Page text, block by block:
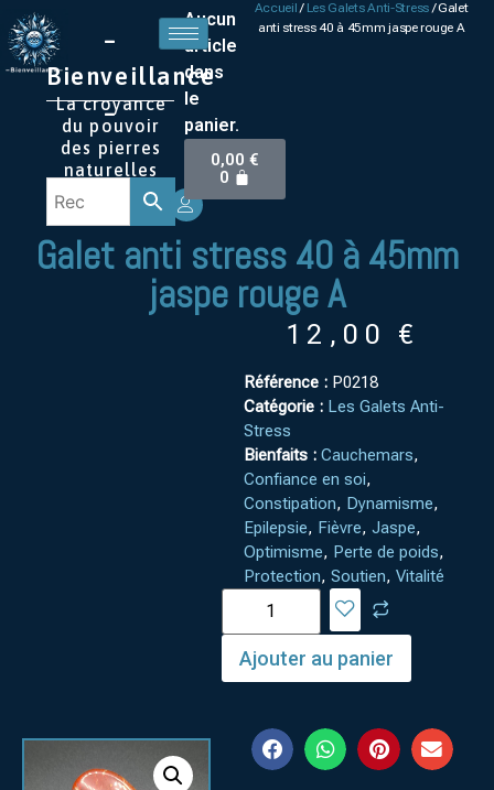
–
Bienveillance
–
La croyance
du pouvoir
des pierres
naturelles
Aucun
article
dans
le
panier.
0,00€
0
Accueil/ Les Galets Anti-Stress/ Galet
anti stress 40 à 45mm jaspe rouge A
Galet anti stress 40 à 45mm
jaspe rouge A
12,00 €
Référence : P0218
Catégorie : Les Galets Anti-
Stress
Bienfaits : Cauchemars,
Confiance en soi,
Constipation, Dynamisme,
Epilepsie, Fièvre, Jaspe,
Optimisme, Perte de poids,
Protection, Soutien, Vitalité
Ajouter au panier